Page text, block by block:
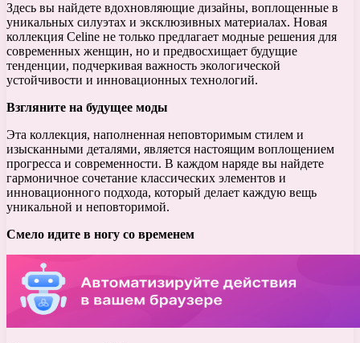
Здесь вы найдете вдохновляющие дизайны, воплощенные в
уникальных силуэтах и эксклюзивных материалах. Новая
коллекция Celine не только предлагает модные решения для
современных женщин, но и предвосхищает будущие
тенденции, подчеркивая важность экологической
устойчивости и инновационных технологий.
Взгляните на будущее моды
Эта коллекция, наполненная неповторимым стилем и
изысканными деталями, является настоящим воплощением
прогресса и современности. В каждом наряде вы найдете
гармоничное сочетание классических элементов и
инновационного подхода, который делает каждую вещь
уникальной и неповторимой.
Смело идите в ногу со временем